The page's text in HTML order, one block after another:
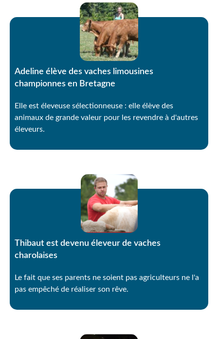
Adeline élève des vaches limousines
championnes en Bretagne
Elle est éleveuse sélectionneuse : elle élève des
animaux de grande valeur pour les revendre à d'autres
éleveurs.
Thibaut est devenu éleveur de vaches
charolaises
Le fait que ses parents ne soient pas agriculteurs ne l'a
pas empêché de réaliser son rêve.